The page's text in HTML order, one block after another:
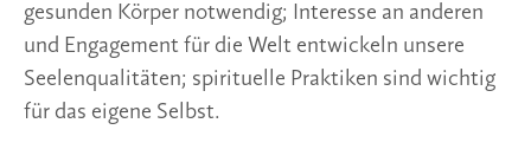
gesunden Körper notwendig; Interesse an anderen
und Engagement für die Welt entwickeln unsere
Seelenqualitäten; spirituelle Praktiken sind wichtig
für das eigene Selbst.